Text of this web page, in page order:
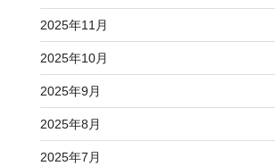
2025年11月
2025年10月
2025年9月
2025年8月
2025年7月